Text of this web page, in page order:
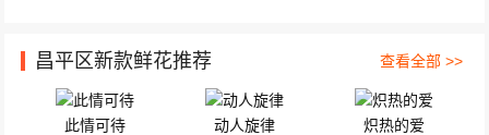
昌平区新款鲜花推荐 查看全部 >>
此情可待 动人旋律 炽热的爱